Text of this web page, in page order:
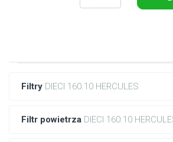
Filtry DIECI 160.10 HERCULES
Filtr powietrza DIECI 160.10